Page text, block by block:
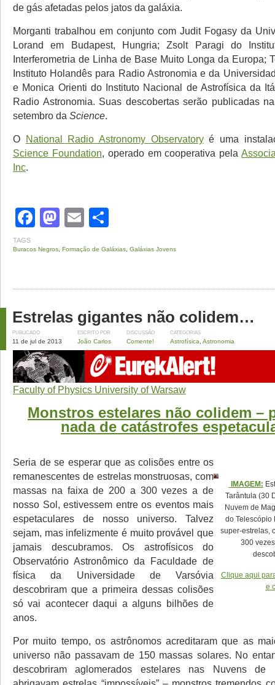
de gás afetadas pelos jatos da galáxia.
Morganti trabalhou em conjunto com Judit Fogasy da
Lorand em Budapest, Hungria; Zsolt Paragi do
Interferometria de Linha de Base Muito Longa da Europa;
Instituto Holandês para Radio Astronomia e da
e Monica Orienti do Instituto Nacional de Astrofísica da
Radio Astronomia. Suas descobertas serão publicadas
setembro da Science.
O National Radio Astronomy Observatoryé uma
Science Foundation, operado em cooperativa pela
Inc.
Facebook
Mastodon
Email
TAGS
Buracos Negros, Formação de Galáxias, Galáxias Jovens
Estrelas gigantes não colidem…
PUBLICADO
11 de jul de 2013
ESCRITO POR
João Carlos
DISCUSSÃO
Comente!
CATEGORIAS
Astrofísica, Astronomia
Faculty of Physics University of Warsaw
Monstros estelares não colidem –
nada de catástrofes
IMAGEM:
Tarântula (30
Nuvem de
do Telescópio
super-estrelas,
300
Clique aqui
e
Seria de se esperar que as colisões entre os
remanescentes de estrelas monstruosas, com
massas na faixa de 200 a 300 vezes a de
nosso Sol, estivessem entre os eventos mais
espetaculares de nosso universo. Talvez
sejam, mas infelizmente é muito provável que
jamais descubramos. Os astrofísicos do
Observatório Astronômico da Faculdade de
física da Universidade de Varsóvia
descobriram que a primeira dessas colisões
só vai acontecer daqui a alguns bilhões de
anos.
Por muito tempo, os astrônomos acreditaram que as
universo não passavam de 150 massas solares. No
descobriram aglomerados estelares nas Nuvens de